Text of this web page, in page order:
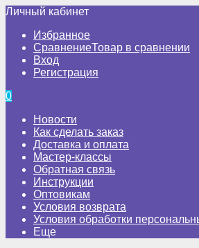
Личный кабинет
Избранное
СравнениеТовар в сравнении
Вход
Регистрация
0
Новости
Как сделать заказ
Доставка и оплата
Мастер-классы
Обратная связь
Инструкции
Оптовикам
Условия возврата
Условия обработки
Еще